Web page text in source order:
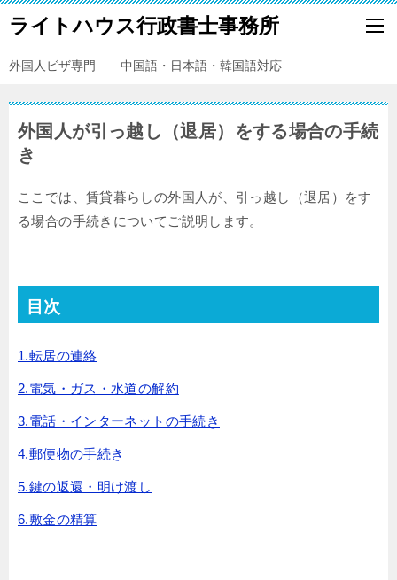
ライトハウス行政書士事務所
外国人ビザ専門 中国語・日本語・韓国語対応
外国人が引っ越し（退居）をする場合の手続
き
ここでは、賃貸暮らしの外国人が、引っ越し（退居）をす
る場合の手続きについてご説明します。
目次
1.転居の連絡
2.電気・ガス・水道の解約
3.電話・インターネットの手続き
4.郵便物の手続き
5.鍵の返還・明け渡し
6.敷金の精算